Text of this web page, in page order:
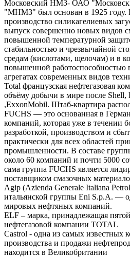
Московский НМЗ- ОАО
"МНМЗ" был основан в 1925 году.
производство силикагелиевых
выпуск совершенно новых видов
повышенной температурной
стабильностью и чрезвычайной
средам (кислотами, щелочам) и в
повышенной работоспособностью
агрегатах современных видов
Total французская нефтегазовая
объёму добычи в мире после Shell,
,ExxonMobil. Штаб-квартира
FUCHS — это основанная в
компаний, которая уже в течении
разработкой, производством и
практически для всех областей
промышленности. В составе
около 60 компаний и почти 5000
сама группа FUCHS является
поставщиком смазочных
Agip (Azienda Generale Italiana
итальянской группы Eni S.p.A. —
мировых нефтяных компаний.
ELF – марка, принадлежащая
нефтегазовой компании TOTAL
Castrol - одна из самых известных
производства и продажи
находится в Великобритании